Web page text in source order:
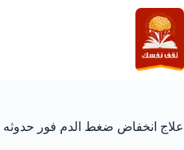
التجاوز
إلى
المحتوى
علاج انخفاض ضغط الدم فور حدوثه